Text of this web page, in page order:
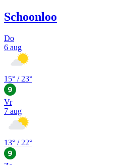
Schoonloo
Do
6 aug
15° / 23°
Vr
7 aug
13° / 22°